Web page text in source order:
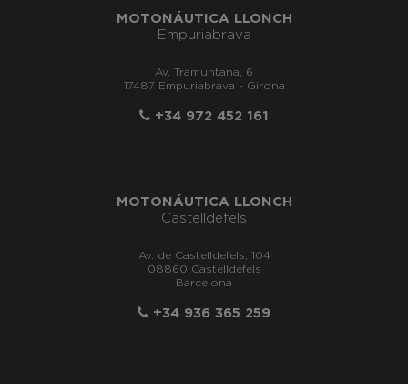
MOTONÁUTICA LLONCH
Empuriabrava
Av. Tramuntana, 6
17487 Empuriabrava - Girona
+34 972 452 161
MOTONÁUTICA LLONCH
Castelldefels
Av. de Castelldefels, 104
08860 Castelldefels
Barcelona
+34 936 365 259